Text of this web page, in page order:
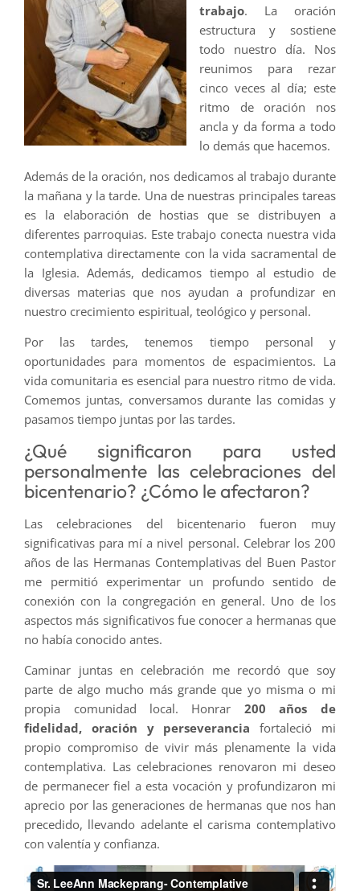
trabajo. La oración
estructura y sostiene
todo nuestro día. Nos
reunimos para rezar
cinco veces al día; este
ritmo de oración nos
ancla y da forma a todo
lo demás que hacemos.
Además de la oración, nos dedicamos al trabajo durante
la mañana y la tarde. Una de nuestras principales tareas
es la elaboración de hostias que se distribuyen a
diferentes parroquias. Este trabajo conecta nuestra vida
contemplativa directamente con la vida sacramental de
la Iglesia. Además, dedicamos tiempo al estudio de
diversas materias que nos ayudan a profundizar en
nuestro crecimiento espiritual, teológico y personal.
Por las tardes, tenemos tiempo personal y
oportunidades para momentos de espacimientos. La
vida comunitaria es esencial para nuestro ritmo de vida.
Comemos juntas, conversamos durante las comidas y
pasamos tiempo juntas por las tardes.
¿Qué significaron para usted
personalmente las celebraciones del
bicentenario? ¿Cómo le afectaron?
Las celebraciones del bicentenario fueron muy
significativas para mí a nivel personal. Celebrar los 200
años de las Hermanas Contemplativas del Buen Pastor
me permitió experimentar un profundo sentido de
conexión con la congregación en general. Uno de los
aspectos más significativos fue conocer a hermanas que
no había conocido antes.
Caminar juntas en celebración me recordó que soy
parte de algo mucho más grande que yo misma o mi
propia comunidad local. Honrar 200 años de
fidelidad, oración y perseverancia fortaleció mi
propio compromiso de vivir más plenamente la vida
contemplativa. Las celebraciones renovaron mi deseo
de permanecer fiel a esta vocación y profundizaron mi
aprecio por las generaciones de hermanas que nos han
precedido, llevando adelante el carisma contemplativo
con valentía y confianza.